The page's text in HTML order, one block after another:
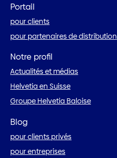
Portail
pour clients
pour partenaires de distribution
Notre profil
Actualités et médias
Helvetia en Suisse
Groupe Helvetia Baloise
Blog
pour clients privés
pour entreprises